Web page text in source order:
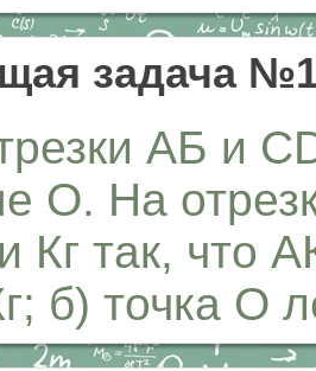
задача
АБ и
О. На
Кг так, что
б) точка О